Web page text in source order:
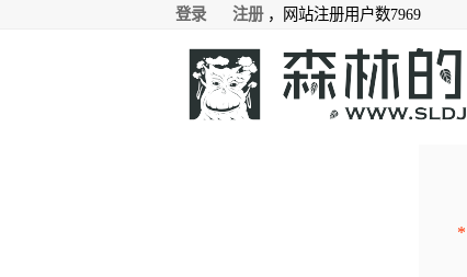
登录 注册，网站注册用户数7969
*